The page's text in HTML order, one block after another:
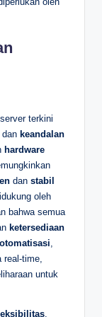
terkini
keandalan
hardware
dan stabil
oleh
bahwa semua
ketersediaan
,
real-time,
untuk
.